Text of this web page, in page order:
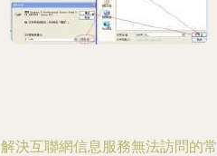
解決互聯網信息服務無法訪問的常